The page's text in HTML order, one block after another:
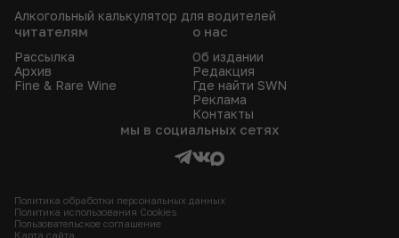
Алкогольный калькулятор для водителей
читателям
Рассылка
Архив
Fine & Rare Wine
о нас
Об издании
Редакция
Где найти SWN
Реклама
Контакты
мы в социальных сетях
Политика обработки персональных данных
Политика использования Сookies
Пользовательское соглашение
Карта сайта